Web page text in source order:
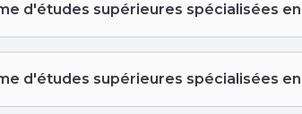
d'études supérieures spécialisées en
d'études supérieures spécialisées en